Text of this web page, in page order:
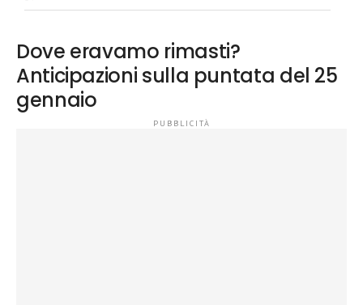
Dove eravamo rimasti?
Anticipazioni sulla puntata del 25
gennaio